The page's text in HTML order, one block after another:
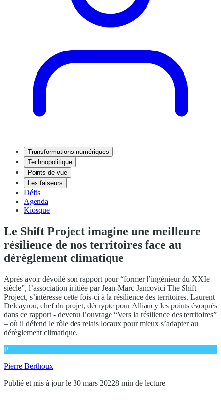
Transformations numériques
Technopolitique
Points de vue
Les faiseurs
Défis
Agenda
Kiosque
Le Shift Project imagine une meilleure
résilience de nos territoires face au
dérèglement climatique
Après avoir dévoilé son rapport pour “former l’ingénieur du XXIe
siècle”, l’association initiée par Jean-Marc Jancovici The Shift
Project, s’intéresse cette fois-ci à la résilience des territoires. Laurent
Delcayrou, chef du projet, décrypte pour Alliancy les points évoqués
dans ce rapport - devenu l’ouvrage “Vers la résilience des territoires”
– où il défend le rôle des relais locaux pour mieux s’adapter au
dérèglement climatique.
P
Pierre Berthoux
Publié et mis à jour le 30 mars 20228 min de lecture